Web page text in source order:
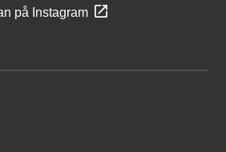
på Instagram